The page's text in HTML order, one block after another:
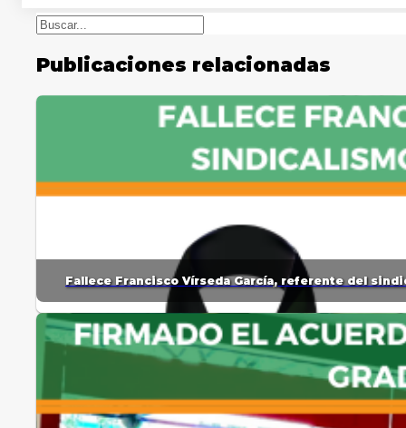
Buscar
Publicaciones relacionadas
Fallece Francisco Vírseda García, referente del